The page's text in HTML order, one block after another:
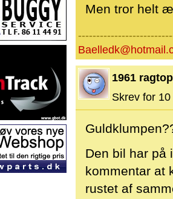
Men tror helt
1961 ragtop
Skrev for
Den bil har
kommentar at
rustet af